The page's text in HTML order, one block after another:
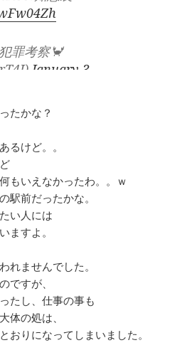
罪考察🦀
January 3,
たかな？
るけど。。
もいえなかったわ。。ｗ
駅前だったかな。
い人には
ますよ。
れませんでした。
ですが、
たし、仕事の事も
体の処は、
おりになってしまいました。